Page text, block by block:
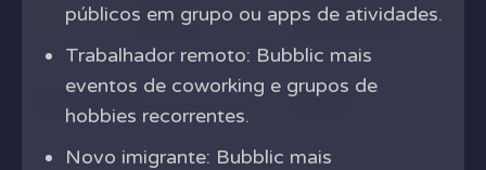
públicos em grupo ou apps de atividades.
Trabalhador remoto: Bubblic mais
eventos de coworking e grupos de
hobbies recorrentes.
Novo imigrante: Bubblic mais